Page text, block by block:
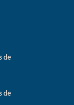
de
de